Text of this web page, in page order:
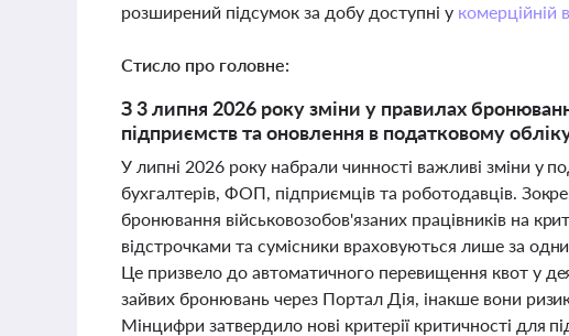
розширений підсумок за добу доступні у комерційній
Стисло про головне:
З 3 липня 2026 року зміни у правилах
підприємств та оновлення в податковому
У липні 2026 року набрали чинності важливі зміни у
бухгалтерів, ФОП, підприємців та роботодавців.
бронювання військовозобов'язаних працівників на
відстрочками та сумісники враховуються лише за
Це призвело до автоматичного перевищення квот у
зайвих бронювань через Портал Дія, інакше вони
Мінцифри затвердило нові критерії критичності для